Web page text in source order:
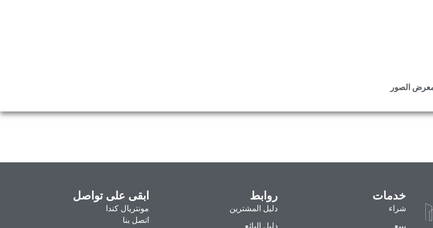
الصور
خدمات
شراء
يبيع
روابط
دليل المشترين
دليل البائع
ابقى على تواصل
مونتريال كندا
اتصل بنا